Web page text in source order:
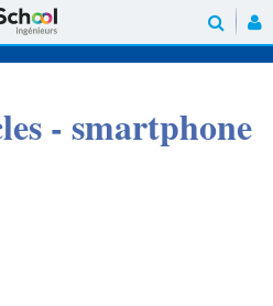
- smartphone